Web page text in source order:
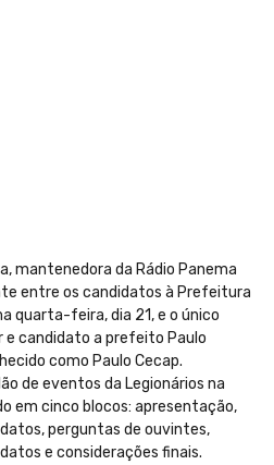
mantenedora da Rádio Panema
entre os candidatos à Prefeitura
quarta-feira, dia 21, e o único
candidato a prefeito Paulo
como Paulo Cecap.
de eventos da Legionários na
em cinco blocos: apresentação,
perguntas de ouvintes,
e considerações finais.